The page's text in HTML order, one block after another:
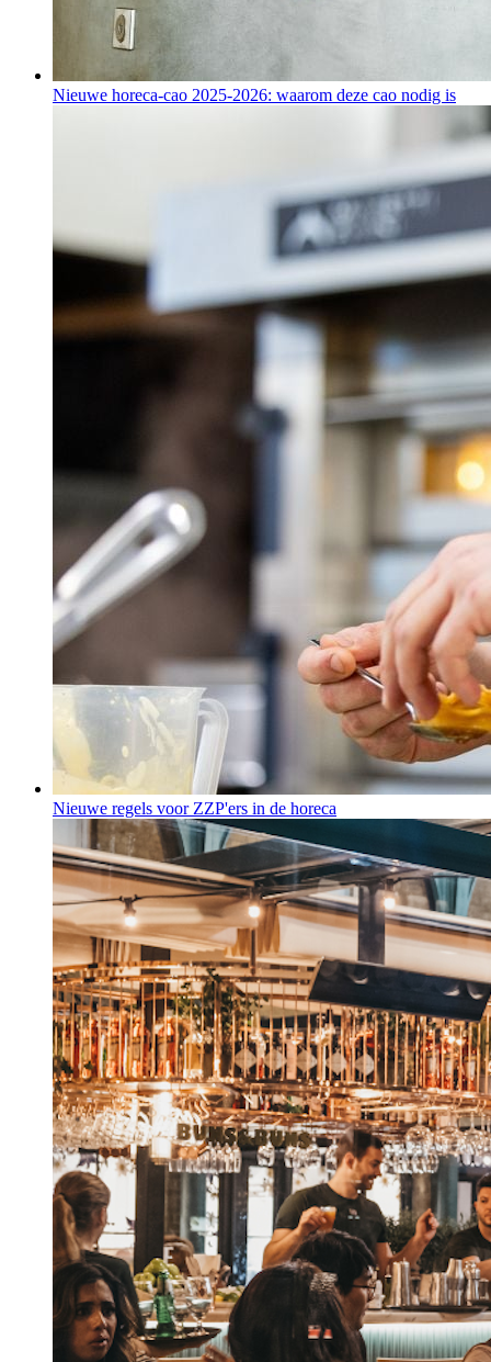
Nieuwe horeca-cao 2025-2026: waarom deze cao nodig is
Nieuwe regels voor ZZP'ers in de horeca